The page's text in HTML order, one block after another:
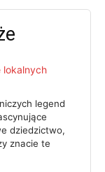
lokalnych
legend
dziedzictwo,
znacie te